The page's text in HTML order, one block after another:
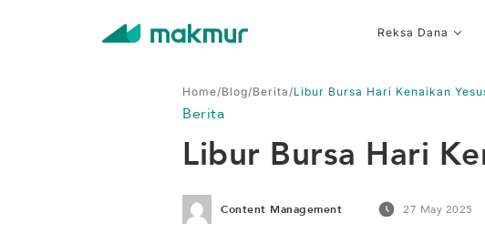
Reksa Dana
Home/Blog/Berita/Libur Bursa Hari Kenaikan
Berita
Libur Bursa Hari
Content Management 27 May 2025